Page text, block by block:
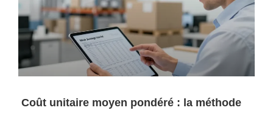
Coût unitaire moyen pondéré : la méthode